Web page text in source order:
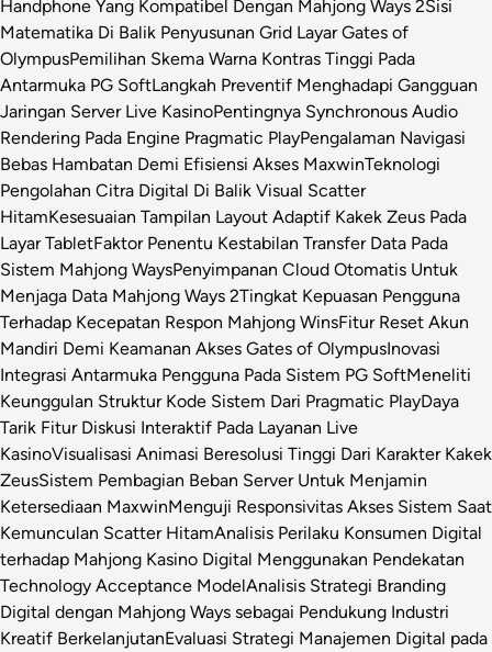
Handphone Yang Kompatibel Dengan Mahjong Ways 2Sisi
Matematika Di Balik Penyusunan Grid Layar Gates of
OlympusPemilihan Skema Warna Kontras Tinggi Pada
Antarmuka PG SoftLangkah Preventif Menghadapi Gangguan
Jaringan Server Live KasinoPentingnya Synchronous Audio
Rendering Pada Engine Pragmatic PlayPengalaman Navigasi
Bebas Hambatan Demi Efisiensi Akses MaxwinTeknologi
Pengolahan Citra Digital Di Balik Visual Scatter
HitamKesesuaian Tampilan Layout Adaptif Kakek Zeus Pada
Layar TabletFaktor Penentu Kestabilan Transfer Data Pada
Sistem Mahjong WaysPenyimpanan Cloud Otomatis Untuk
Menjaga Data Mahjong Ways 2Tingkat Kepuasan Pengguna
Terhadap Kecepatan Respon Mahjong WinsFitur Reset Akun
Mandiri Demi Keamanan Akses Gates of OlympusInovasi
Integrasi Antarmuka Pengguna Pada Sistem PG SoftMeneliti
Keunggulan Struktur Kode Sistem Dari Pragmatic PlayDaya
Tarik Fitur Diskusi Interaktif Pada Layanan Live
KasinoVisualisasi Animasi Beresolusi Tinggi Dari Karakter Kakek
ZeusSistem Pembagian Beban Server Untuk Menjamin
Ketersediaan MaxwinMenguji Responsivitas Akses Sistem Saat
Kemunculan Scatter HitamAnalisis Perilaku Konsumen Digital
terhadap Mahjong Kasino Digital Menggunakan Pendekatan
Technology Acceptance ModelAnalisis Strategi Branding
Digital dengan Mahjong Ways sebagai Pendukung Industri
Kreatif BerkelanjutanEvaluasi Strategi Manajemen Digital pada